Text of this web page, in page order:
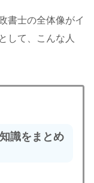
書士の全体像がイ
して、こんな人
識をまとめ